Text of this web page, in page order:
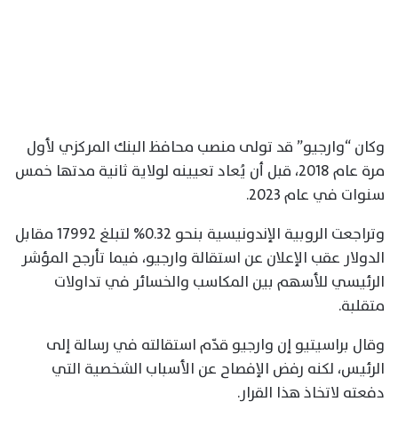
وكان “وارجيو” قد تولى منصب محافظ البنك المركزي لأول
مرة عام 2018، قبل أن يُعاد تعيينه لولاية ثانية مدتها خمس
سنوات في عام 2023.
وتراجعت الروبية الإندونيسية بنحو 0.32% لتبلغ 17992 مقابل
الدولار عقب الإعلان عن استقالة وارجيو، فيما تأرجح المؤشر
الرئيسي للأسهم بين المكاسب والخسائر في تداولات
متقلبة.
وقال براسيتيو إن وارجيو قدّم استقالته في رسالة إلى
الرئيس، لكنه رفض الإفصاح عن الأسباب ⁠الشخصية التي
دفعته لاتخاذ هذا القرار.